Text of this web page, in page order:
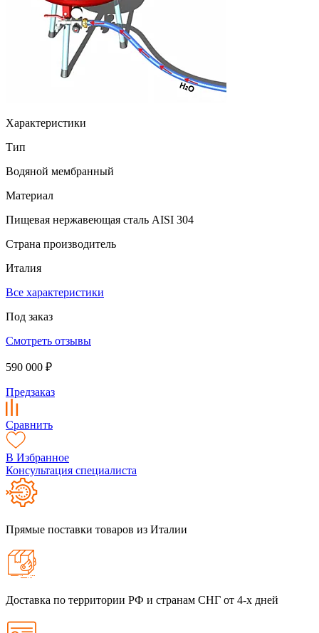
Характеристики
Тип
Водяной мембранный
Материал
Пищевая нержавеющая сталь AISI 304
Страна производитель
Италия
Все характеристики
Под заказ
Смотреть отзывы
590 000 ₽
Предзаказ
Сравнить
В Избранное
Консультация специалиста
Прямые поставки товаров из Италии
Доставка по территории РФ и странам СНГ от 4-х дней